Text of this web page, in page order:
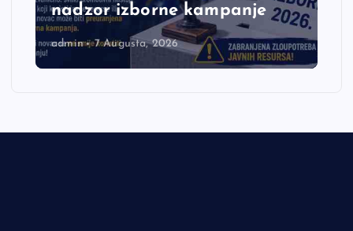
nadzor izborne kampanje
admin 7 Augusta, 2026